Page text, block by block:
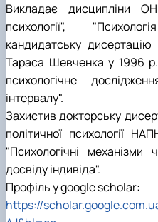
Викладає дисципліни
психології",
кандидатську дисертацію
Тараса Шевченка у 1996
психологічне
інтервалу".
Захистив докторську
політичної психології
"Психологічні механізми
досвіду індивіда".
Профіль у google scholar:
https://